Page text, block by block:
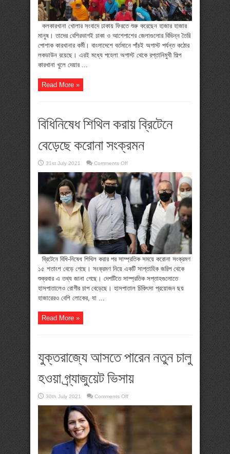
কলকারখানা খোলার সংবাদে ঢাকায় ফিরতে শুরু করেছেন হাজার হাজার
মানুষ। তাদের বেশিরভাগই ঢাকা ও আশেপাশের জেলাগুলোর বিভিন্ন তৈরি
পোশাক কারখানার কর্মী। বাংলাদেশে বর্তমানে পাঁচই অগাস্ট পর্যন্ত কঠোর
লকডাউন রয়েছে। এরই মধ্যে পহেলা অগাস্ট থেকে রপ্তানিমুখী শিল্প
কারখানা খুলে দেয়ার ...
Read More »
বিধিনিষেধ শিথিল করায় ব্রিটেনে
বেড়েছে করোনা সংক্রমন
31st July 2021 Comments Offon
শিথিল
করায়
ব্রিটেনে
বেড়েছে
করোনা
সংক্রমন
ব্রিটেনে বিধি-নিষেধ শিথিল করার পর সাম্প্রতিক সময়ে করোনা সংক্রমণ
১৫ শতাংশ বেড়ে গেছে। সংক্রমণ নিয়ে একটি সাপ্তাহিক জরিপ থেকে
শুক্রবার এ তথ্য জানা গেছে। দেশটিতে সাম্প্রতিক সপ্তাহগুলোতে
হাসপাতালেও রোগীর চাপ বেড়েছে। হাসপাতাল চিকিৎসা প্রয়োজন ছয়
হাজারেরও বেশি লোকের, যা ...
Read More »
যুক্তরাজ্যে আসতে পারেন নতুন চালু
হওয়া গ্র্যাজুয়েট ভিসায়
30th July 2021 Comments Offon